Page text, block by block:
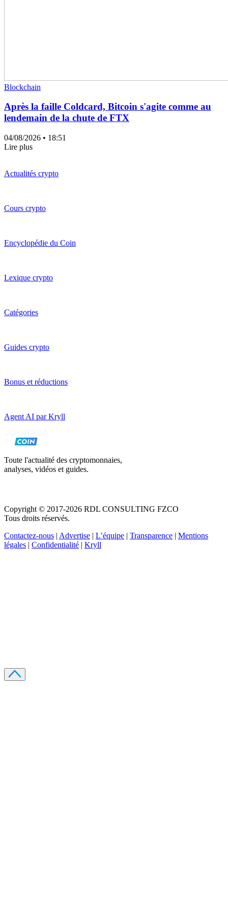
Blockchain
Après la faille Coldcard, Bitcoin s'agite comme au
lendemain de la chute de FTX
04/08/2026 • 18:51
Lire plus
Actualités crypto
Cours crypto
Encyclopédie du Coin
Lexique crypto
Catégories
Guides crypto
Bonus et réductions
Agent AI par Kryll
Toute l'actualité des cryptomonnaies,
analyses, vidéos et guides.
Copyright © 2017-2026 RDL CONSULTING FZCO
Tous droits réservés.
Contactez-nous | Advertise | L’équipe | Transparence | Mentions
légales | Confidentialité | Kryll